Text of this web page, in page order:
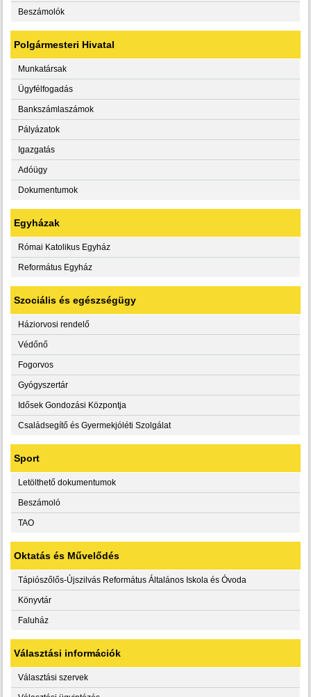
Beszámolók
Polgármesteri Hivatal
Munkatársak
Ügyfélfogadás
Bankszámlaszámok
Pályázatok
Igazgatás
Adóügy
Dokumentumok
Egyházak
Római Katolikus Egyház
Református Egyház
Szociális és egészségügy
Háziorvosi rendelő
Védőnő
Fogorvos
Gyógyszertár
Idősek Gondozási Központja
Családsegítő és Gyermekjóléti Szolgálat
Sport
Letölthető dokumentumok
Beszámoló
TAO
Oktatás és Művelődés
Tápiószőlős-Újszilvás Református Általános Iskola és Óvoda
Könyvtár
Faluház
Választási információk
Választási szervek